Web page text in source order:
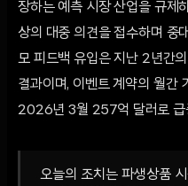
장하는 예측 시장 산업을 규제
상의 대중 의견을 접수하며 중
모 피드백 유입은 지난 2년간
결과이며, 이벤트 계약의 월간
2026년 3월 257억 달러로 급
오늘의 조치는 파생상품